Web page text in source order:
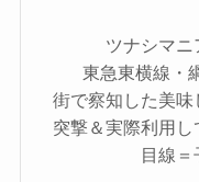
ツナシマ
東急東横線・
街で察知した美
突撃＆実際利用
目線＝